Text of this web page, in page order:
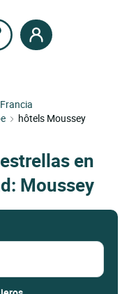
hôtels Moussey
en
Moussey